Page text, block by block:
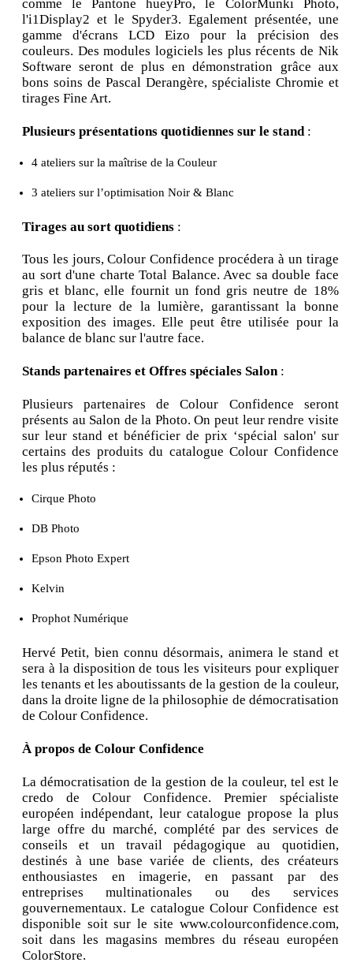
comme le Pantone hueyPro, le ColorMunki Photo,
l'i1Display2 et le Spyder3. Egalement présentée, une
gamme d'écrans LCD Eizo pour la précision des
couleurs. Des modules logiciels les plus récents de Nik
Software seront de plus en démonstration grâce aux
bons soins de Pascal Derangère, spécialiste Chromie et
tirages Fine Art.
Plusieurs présentations quotidiennes sur le stand :
4 ateliers sur la maîtrise de la Couleur
3 ateliers sur l’optimisation Noir & Blanc
Tirages au sort quotidiens :
Tous les jours, Colour Confidence procédera à un tirage
au sort d'une charte Total Balance. Avec sa double face
gris et blanc, elle fournit un fond gris neutre de 18%
pour la lecture de la lumière, garantissant la bonne
exposition des images. Elle peut être utilisée pour la
balance de blanc sur l'autre face.
Stands partenaires et Offres spéciales Salon:
Plusieurs partenaires de Colour Confidence seront
présents au Salon de la Photo. On peut leur rendre visite
sur leur stand et bénéficier de prix ‘spécial salon' sur
certains des produits du catalogue Colour Confidence
les plus réputés :
Cirque Photo
DB Photo
Epson Photo Expert
Kelvin
Prophot Numérique
Hervé Petit, bien connu désormais, animera le stand et
sera à la disposition de tous les visiteurs pour expliquer
les tenants et les aboutissants de la gestion de la couleur,
dans la droite ligne de la philosophie de démocratisation
de Colour Confidence.
À propos de Colour Confidence
La démocratisation de la gestion de la couleur, tel est le
credo de Colour Confidence. Premier spécialiste
européen indépendant, leur catalogue propose la plus
large offre du marché, complété par des services de
conseils et un travail pédagogique au quotidien,
destinés à une base variée de clients, des créateurs
enthousiastes en imagerie, en passant par des
entreprises multinationales ou des services
gouvernementaux. Le catalogue Colour Confidence est
disponible soit sur le site www.colourconfidence.com,
soit dans les magasins membres du réseau européen
ColorStore.